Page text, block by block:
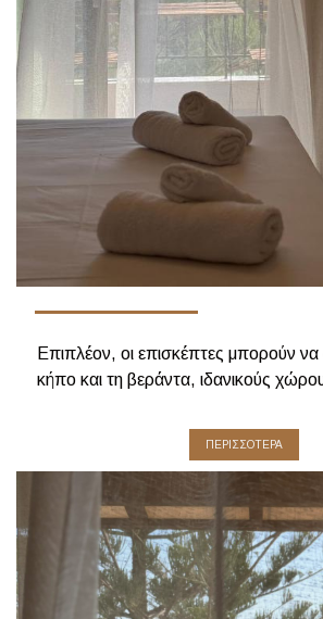
Επιπλέον, οι επισκέπτες μπορούν
κήπο και τη βεράντα, ιδανικούς
ΠΕΡΙΣΣΟΤΕΡΑ